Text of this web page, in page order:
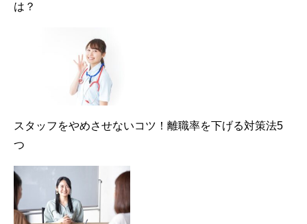
は？
スタッフをやめさせないコツ！離職率を下げる対策法5
つ